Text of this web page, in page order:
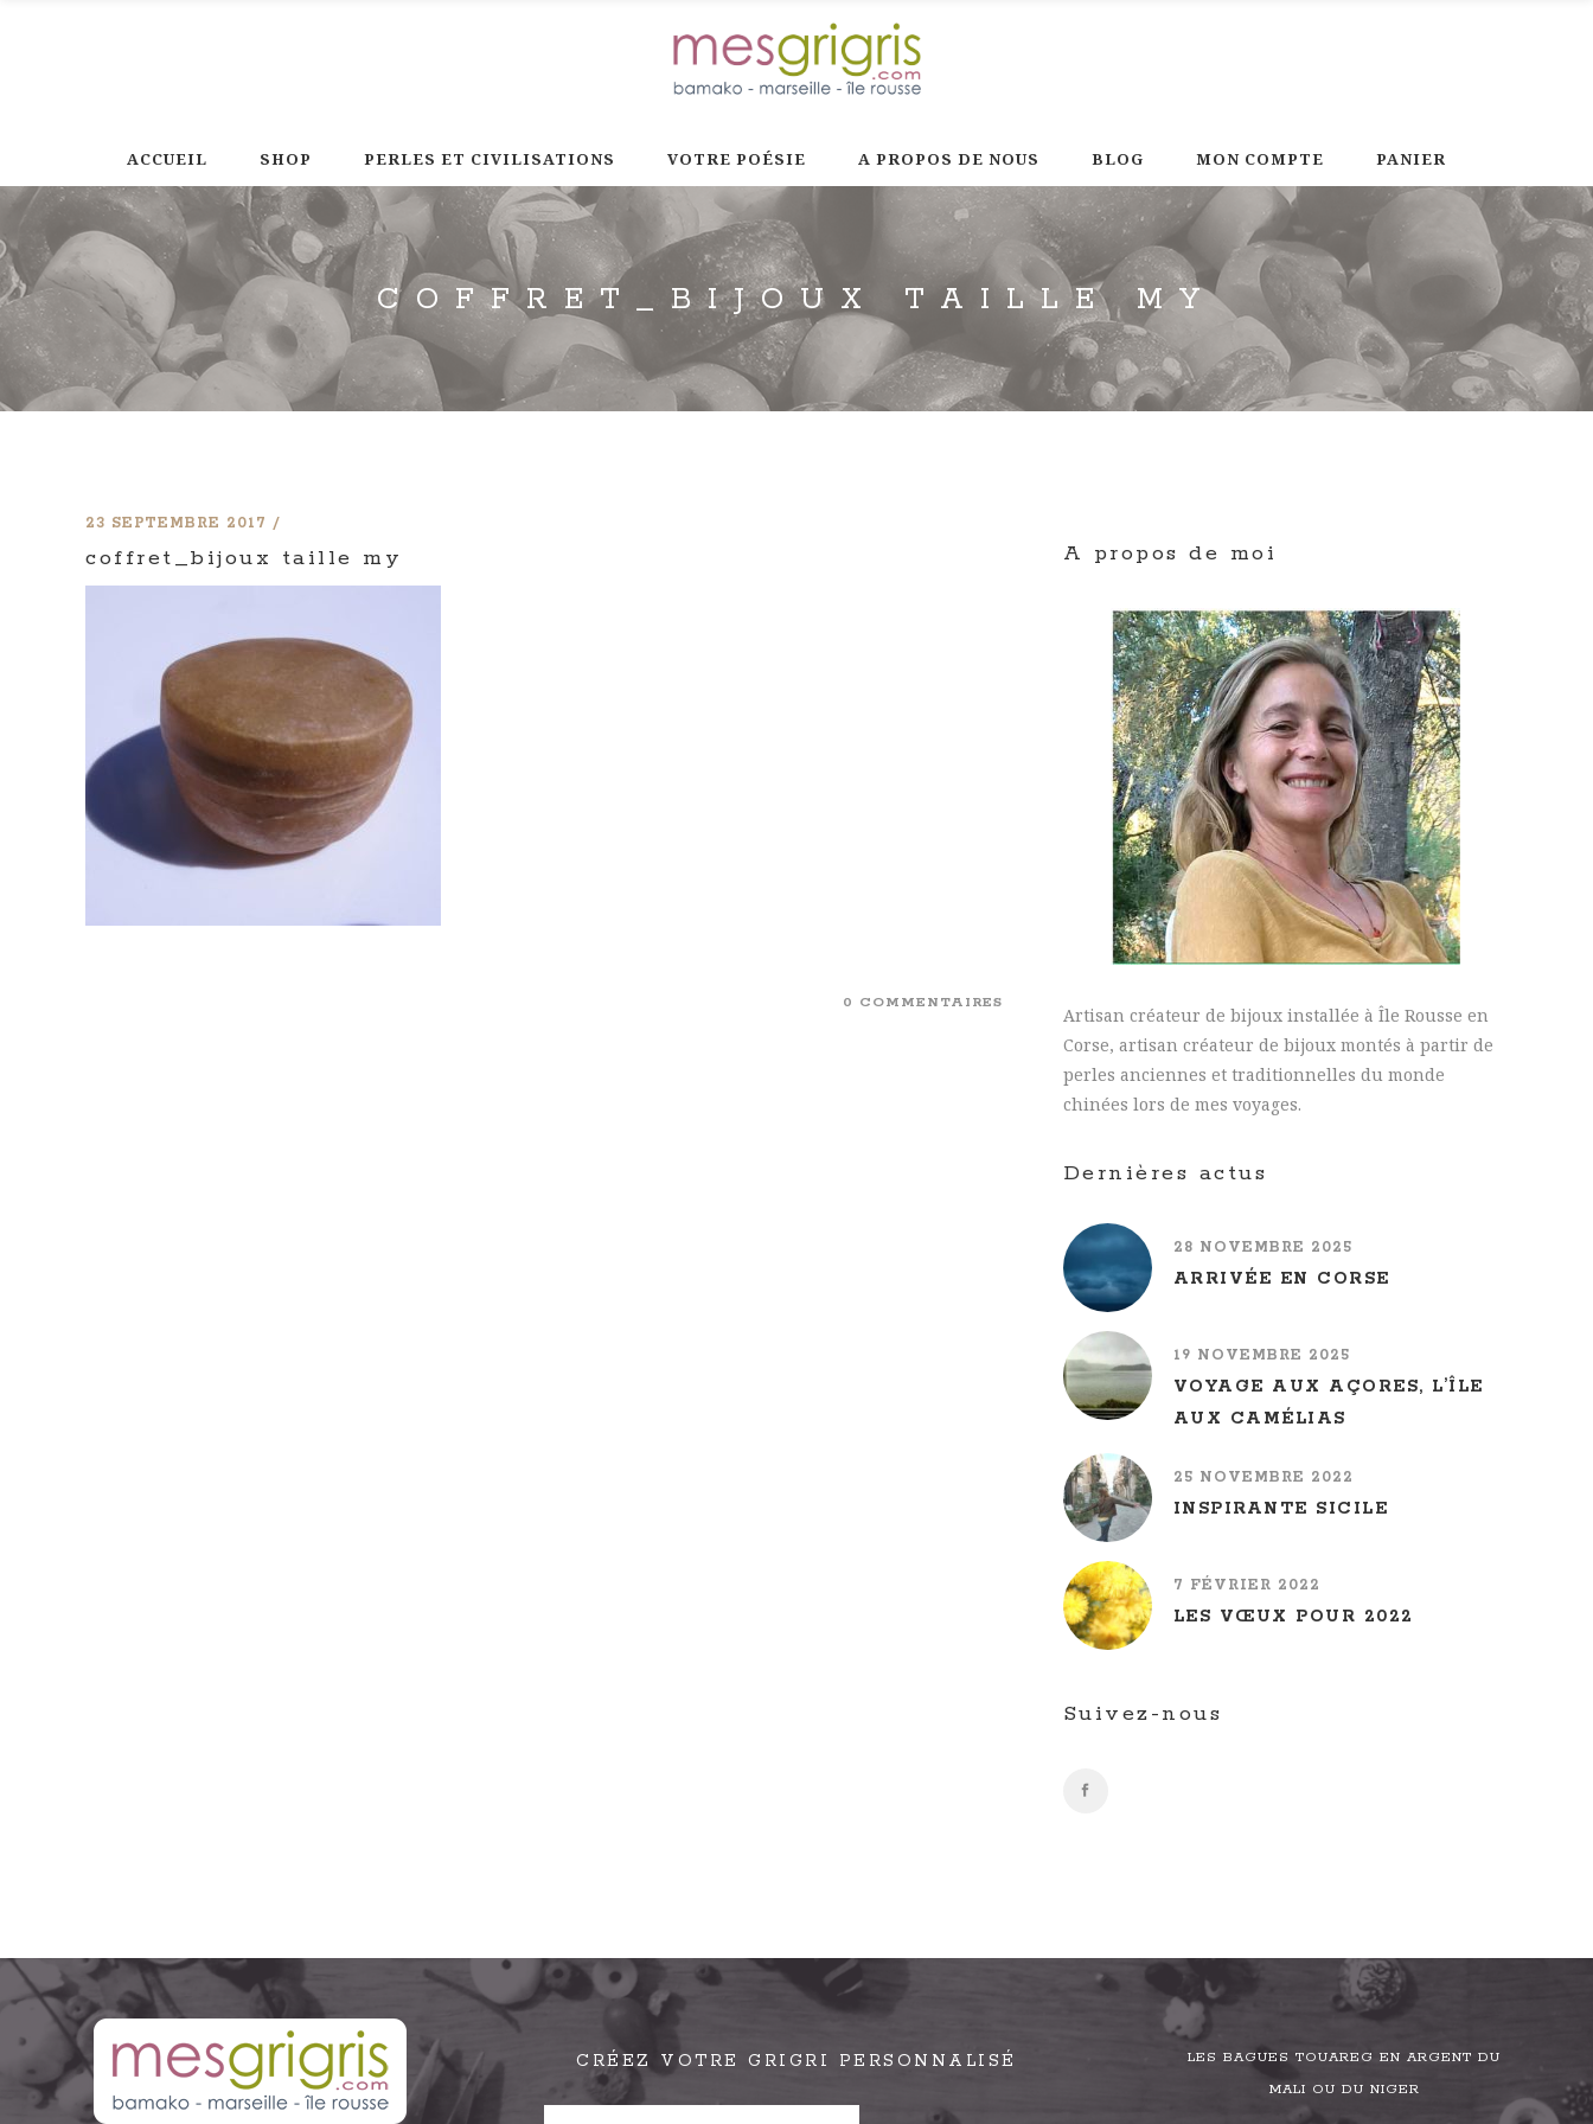
ACCUEIL SHOP PERLES ET CIVILISATIONS VOTRE POÉSIE A PROPOS DE NOUS BLOG MON COMPTE PANIER
COFFRET_BIJOUX TAILLE MY
23 SEPTEMBRE 2017
coffret_bijoux taille my
0 COMMENTAIRES
A propos de moi
Artisan créateur de bijoux installée à Île Rousse en
Corse, artisan créateur de bijoux montés à partir de
perles anciennes et traditionnelles du monde
chinées lors de mes voyages.
Dernières actus
28 NOVEMBRE 2025
ARRIVÉE EN CORSE
19 NOVEMBRE 2025
VOYAGE AUX AÇORES, L’ÎLE
AUX CAMÉLIAS
25 NOVEMBRE 2022
INSPIRANTE SICILE
7 FÉVRIER 2022
LES VŒUX POUR 2022
Suivez-nous
CRÉEZ VOTRE GRIGRI PERSONNALISÉ
LES BAGUES TOUAREG EN ARGENT DU
MALI OU DU NIGER